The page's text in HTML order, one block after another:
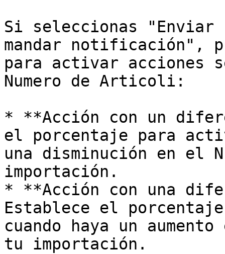
Si seleccionas
mandar notificación",
para activar acciones
Numero de Articoli:
* **Acción con un
el porcentaje para
una disminución en el
importación.
* **Acción con una
Establece el
cuando haya un
tu importación.